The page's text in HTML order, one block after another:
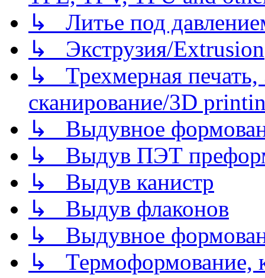
↳ Литье под
↳ Экструзия/Extrusion
↳ Трехмерная
сканирование/3D
↳ Выдувное
↳ Выдув ПЭТ
↳ Выдув канистр
↳ Выдув флаконов
↳ Выдувное
↳ Термоформование,